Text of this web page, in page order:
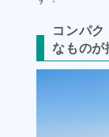
コンパ
なものが